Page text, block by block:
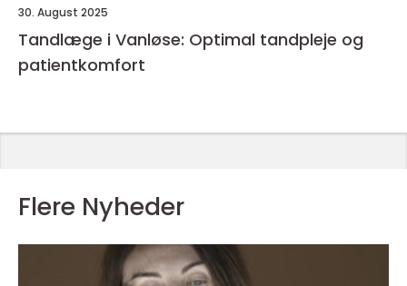
30. August 2025
Tandlæge i Vanløse: Optimal tandpleje og
patientkomfort
Flere Nyheder